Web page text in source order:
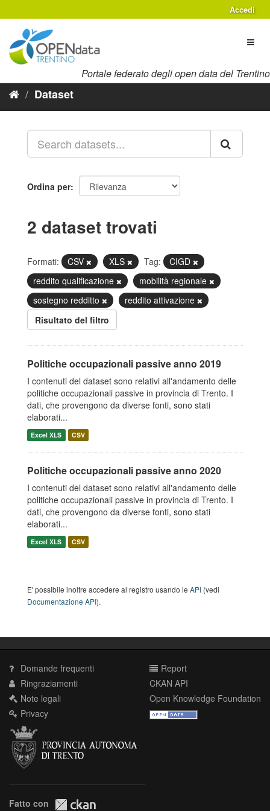
al
contenuto
Accedi
Portale federato degli open data del Trentino
Dataset
Ordina per
2 dataset trovati
Formati: CSV XLS Tag:
CIGD
reddito qualificazione
mobilità regionale
sostegno redditto
reddito attivazione
Risultato del filtro
Politiche occupazionali passive anno 2019
I contenuti del dataset sono relativi all'andamento delle
politiche occupazionali passive in provincia di Trento. I
dati, che provengono da diverse fonti, sono stati
elaborati...
Excel XLS CSV
Politiche occupazionali passive anno 2020
I contenuti del dataset sono relativi all'andamento delle
politiche occupazionali passive in provincia di Trento. I
dati, che provengono da diverse fonti, sono stati
elaborati...
Excel XLS CSV
E' possibile inoltre accedere al registro usando le API (vedi
Documentazione API).
Domande frequenti
Ringraziamenti
Note legali
Privacy
Report
CKAN API
Open Knowledge Foundation
Fatto con